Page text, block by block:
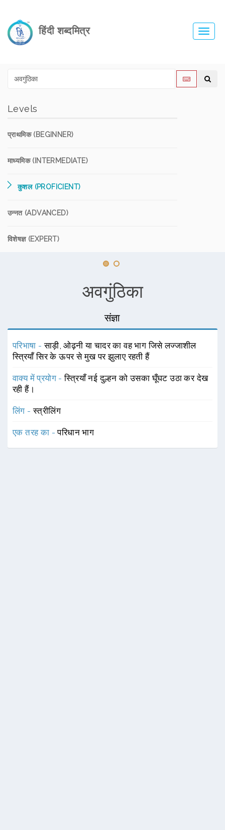
हिंदी शब्दमित्र
Levels
प्राथमिक (BEGINNER)
माध्यमिक (INTERMEDIATE)
कुशल (PROFICIENT)
उन्नत (ADVANCED)
विशेषज्ञ (EXPERT)
अवगुंठिका
संज्ञा
परिभाषा -साड़ी, ओढ़नी या चादर का वह भाग जिसे लज्जाशील
स्त्रियाँ सिर के ऊपर से मुख पर झुलाए रहती हैं
वाक्य में प्रयोग -स्त्रियाँ नई दुल्हन को उसका घूँघट उठा कर देख
रही हैं।
लिंग -स्त्रीलिंग
एक तरह का -परिधान भाग